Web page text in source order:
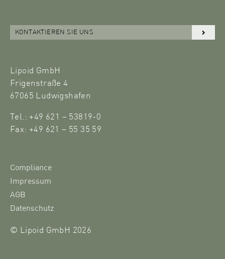
KONTAKTIEREN SIE UNS
Lipoid GmbH
Frigenstraße 4
67065 Ludwigshafen
Tel.: +49 621 – 53819-0
Fax: +49 621 – 55 35 59
Compliance
Impressum
AGB
Datenschutz
© Lipoid GmbH 2026